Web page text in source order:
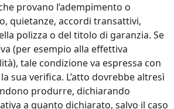
provano l’adempimento o
quietanze, accordi transattivi,
polizza o del titolo di garanzia. Se
(per esempio alla effettiva
tale condizione va espressa con
sua verifica. L’atto dovrebbe altresì
produrre, dichiarando
a quanto dichiarato, salvo il caso